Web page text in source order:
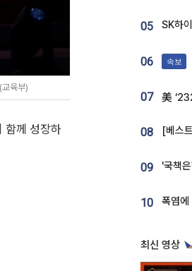
육부)
함께 성장하
05
06 속보
07
08
09
10
최신 영상